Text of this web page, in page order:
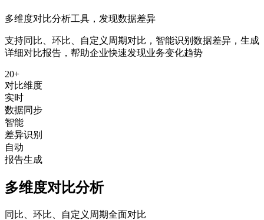
多维度对比分析工具，发现数据差异
支持同比、环比、自定义周期对比，智能识别数据差异，生成
详细对比报告，帮助企业快速发现业务变化趋势
20+
对比维度
实时
数据同步
智能
差异识别
自动
报告生成
多维度对比分析
同比、环比、自定义周期全面对比